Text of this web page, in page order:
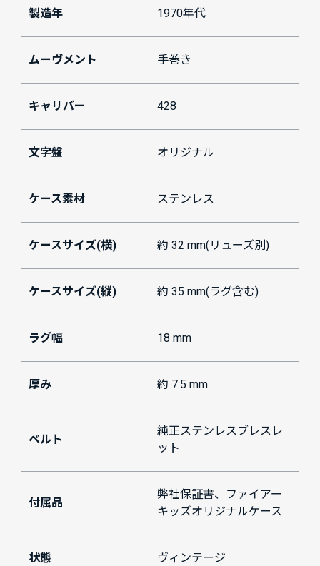
製造年 1970年代
ムーヴメント 手巻き
キャリバー 428
文字盤 オリジナル
ケース素材 ステンレス
ケースサイズ(横) 約 32 mm(リューズ別)
ケースサイズ(縦) 約 35 mm(ラグ含む)
ラグ幅 18 mm
厚み 約 7.5 mm
ベルト
純正ステンレスブレスレ
ット
付属品
弊社保証書、ファイアー
キッズオリジナルケース
状態 ヴィンテージ